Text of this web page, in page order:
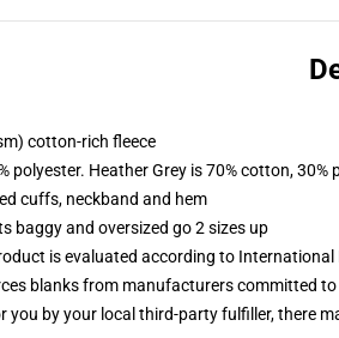
cotton-rich fleece
polyester. Heather Grey is 70% cotton,
cuffs, neckband and hem
baggy and oversized go 2 sizes up
is evaluated according to
blanks from manufacturers committed
you by your local third-party fulfiller, there